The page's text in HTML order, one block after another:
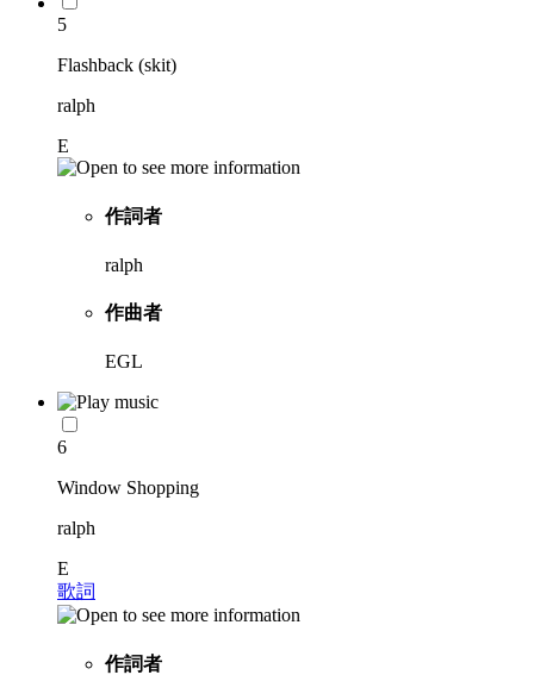
5
Flashback (skit)
ralph
E
作詞者
ralph
作曲者
EGL
6
Window Shopping
ralph
E
歌詞
作詞者